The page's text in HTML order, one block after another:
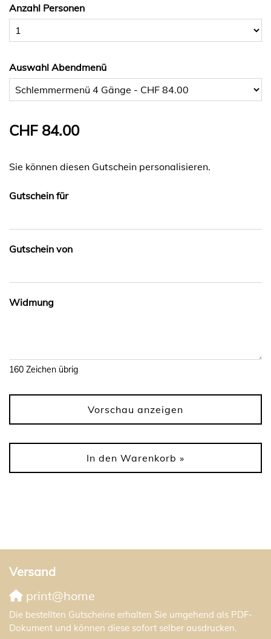
Anzahl Personen
Auswahl Abendmenü
CHF 84.00
Sie können diesen Gutschein personalisieren.
Gutschein für
Gutschein von
Widmung
160 Zeichen übrig
Vorschau anzeigen
In den Warenkorb »
Versand
print@home
Die bestellten Gutscheine erhalten Sie umgehend als PDF-
Dokument und können diese sofort selber ausdrucken.